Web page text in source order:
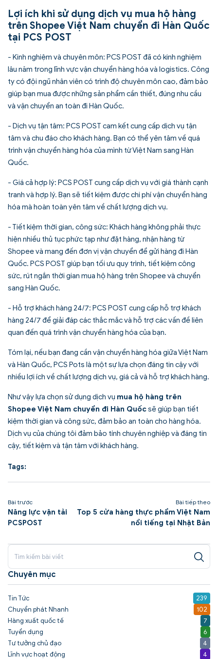
Lợi ích khi sử dụng dịch vụ mua hộ hàng
trên Shopee Việt Nam chuyển đi Hàn Quốc
tại PCS POST
- Kinh nghiệm và chuyên môn: PCS POST đã có kinh nghiệm
lâu năm trong lĩnh vực vận chuyển hàng hóa và logistics. Công
ty có đội ngũ nhân viên có trình độ chuyên môn cao, đảm bảo
giúp bạn mua được những sản phẩm cần thiết, đúng nhu cầu
và vận chuyển an toàn đi Hàn Quốc.
- Dịch vụ tận tâm: PCS POST cam kết cung cấp dịch vụ tận
tâm và chu đáo cho khách hàng. Bạn có thể yên tâm về quá
trình vận chuyển hàng hóa của mình từ Việt Nam sang Hàn
Quốc.
- Giá cả hợp lý: PCS POST cung cấp dịch vụ với giá thành cạnh
tranh và hợp lý. Bạn sẽ tiết kiệm được chi phí vận chuyển hàng
hóa mà hoàn toàn yên tâm về chất lượng dịch vụ.
- Tiết kiệm thời gian, công sức: Khách hàng không phải thực
hiện nhiều thủ tục phức tạp như đặt hàng, nhận hàng từ
Shopee và mang đến đơn vị vận chuyển để gửi hàng đi Hàn
Quốc. PCS POST giúp bạn tối ưu quy trình, tiết kiệm công
sức, rút ngắn thời gian mua hộ hàng trên Shopee và chuyển
sang Hàn Quốc.
- Hỗ trợ khách hàng 24/7: PCS POST cung cấp hỗ trợ khách
hàng 24/7 để giải đáp các thắc mắc và hỗ trợ các vấn đề liên
quan đến quá trình vận chuyển hàng hóa của bạn.
Tóm lại, nếu bạn đang cần vận chuyển hàng hóa giữa Việt Nam
và Hàn Quốc, PCS Pots là một sự lựa chọn đáng tin cậy với
nhiều lợi ích về chất lượng dịch vụ, giá cả và hỗ trợ khách hàng.
Như vậy lựa chọn sử dụng dịch vụ mua hộ hàng trên
Shopee Việt Nam chuyển đi Hàn Quốcsẽ giúp bạn tiết
kiệm thời gian và công sức, đảm bảo an toàn cho hàng hóa.
Dịch vụ của chúng tôi đảm bảo tính chuyên nghiệp và đáng tin
cậy, tiết kiệm và tận tâm với khách hàng.
Tags:
Bài trước
Năng lực vận tải
PCSPOST
Bài tiếp theo
Top 5 cửa hàng thực phẩm Việt Nam
nổi tiếng tại Nhật Bản
Chuyên mục
Tin Tức
239
Chuyển phát Nhanh
102
Hàng xuất quốc tế
7
Tuyển dụng
6
Tư tưởng chủ đạo
4
Lĩnh vực hoạt động
4